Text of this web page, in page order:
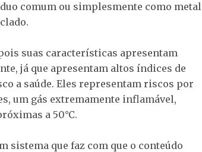
comum ou simplesmente como metal
suas características apresentam
já que apresentam altos índices de
a saúde. Eles representam riscos por
um gás extremamente inflamável,
a 50°C.
sistema que faz com que o conteúdo